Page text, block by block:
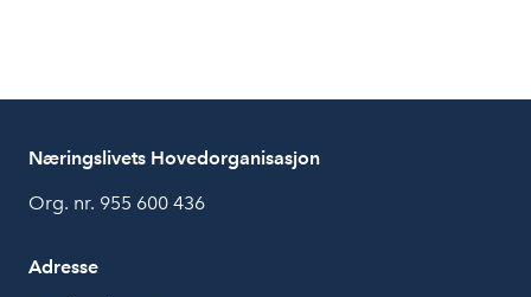
Næringslivets Hovedorganisasjon
Org. nr. 955 600 436
Adresse